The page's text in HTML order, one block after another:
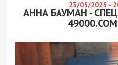
23/05/2025 -
АННА БАУМАН -